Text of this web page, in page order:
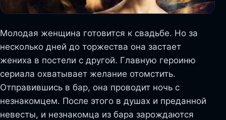
Молодая женщина готовится к свадьбе. Но за
несколько дней до торжества она застает
жениха в постели с другой. Главную героиню
сериала охватывает желание отомстить.
Отправившись в бар, она проводит ночь с
незнакомцем. После этого в душах и преданной
невесты, и незнакомца из бара зарождаются